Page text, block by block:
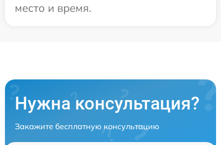
место и время.
Нужна консультация?
Закажите бесплатную консультацию